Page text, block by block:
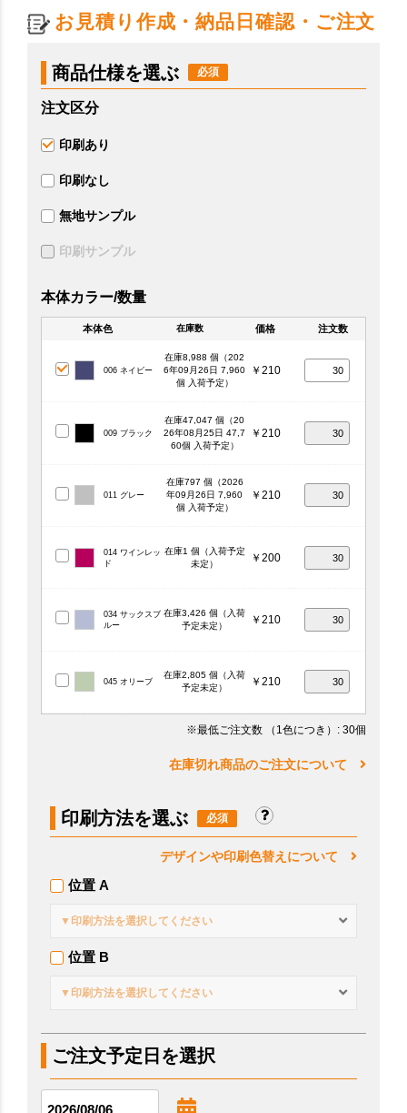
お見積り作成・納品日確認・ご注文
商品仕様を選ぶ
注文区分
印刷あり
印刷なし
無地サンプル
印刷サンプル
本体カラー/数量
本体色 在庫数 価格 注文数
006 ネイビー
在庫8,988 個（202
6年09月26日 7,960
個 入荷予定）
￥210
009 ブラック
在庫47,047 個（20
26年08月25日 47,7
60個 入荷予定）
￥210
011 グレー
在庫797 個（2026
年09月26日 7,960
個 入荷予定）
￥210
014 ワインレッ
ド
在庫1 個（入荷予定
未定）
￥200
034 サックスブ
ルー
在庫3,426 個（入荷
予定未定）
￥210
045 オリーブ
在庫2,805 個（入荷
予定未定）
￥210
※最低ご注文数 （1色につき） : 30個
在庫切れ商品のご注文について
印刷方法を選ぶ
デザインや印刷色替えについて
位置 A
▼印刷方法を選択してください
位置 B
▼印刷方法を選択してください
ご注文予定日を選択